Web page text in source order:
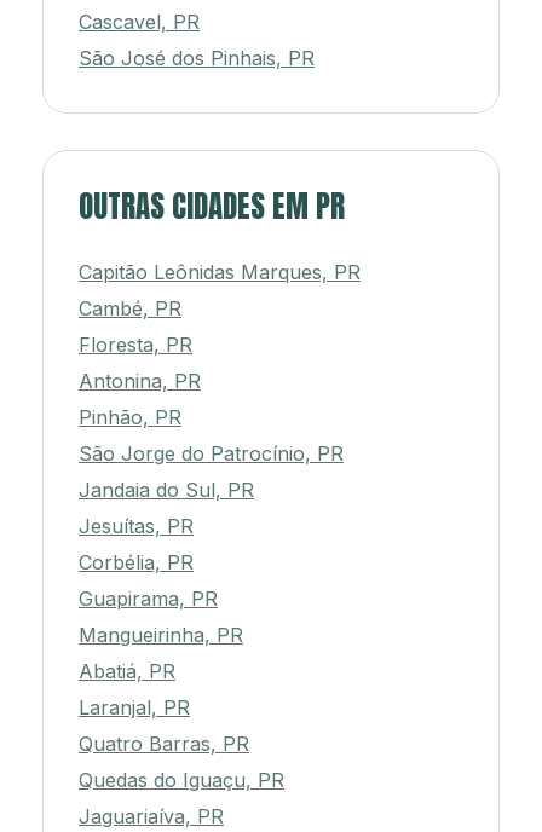
Cascavel, PR
São José dos Pinhais, PR
OUTRAS CIDADES EM PR
Capitão Leônidas Marques, PR
Cambé, PR
Floresta, PR
Antonina, PR
Pinhão, PR
São Jorge do Patrocínio, PR
Jandaia do Sul, PR
Jesuítas, PR
Corbélia, PR
Guapirama, PR
Mangueirinha, PR
Abatiá, PR
Laranjal, PR
Quatro Barras, PR
Quedas do Iguaçu, PR
Jaguariaíva, PR